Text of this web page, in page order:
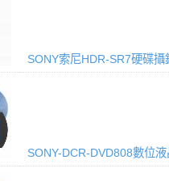
SONY索尼HDR-SR7硬碟攝
SONY-DCR-DVD808數位